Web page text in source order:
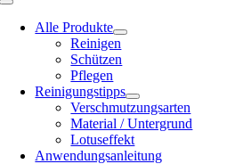
Toggle
NavigationAlle Produkte
Reinigen
Schützen
Pflegen
Reinigungstipps
Verschmutzungsarten
Material / Untergrund
Lotuseffekt
Anwendungsanleitung